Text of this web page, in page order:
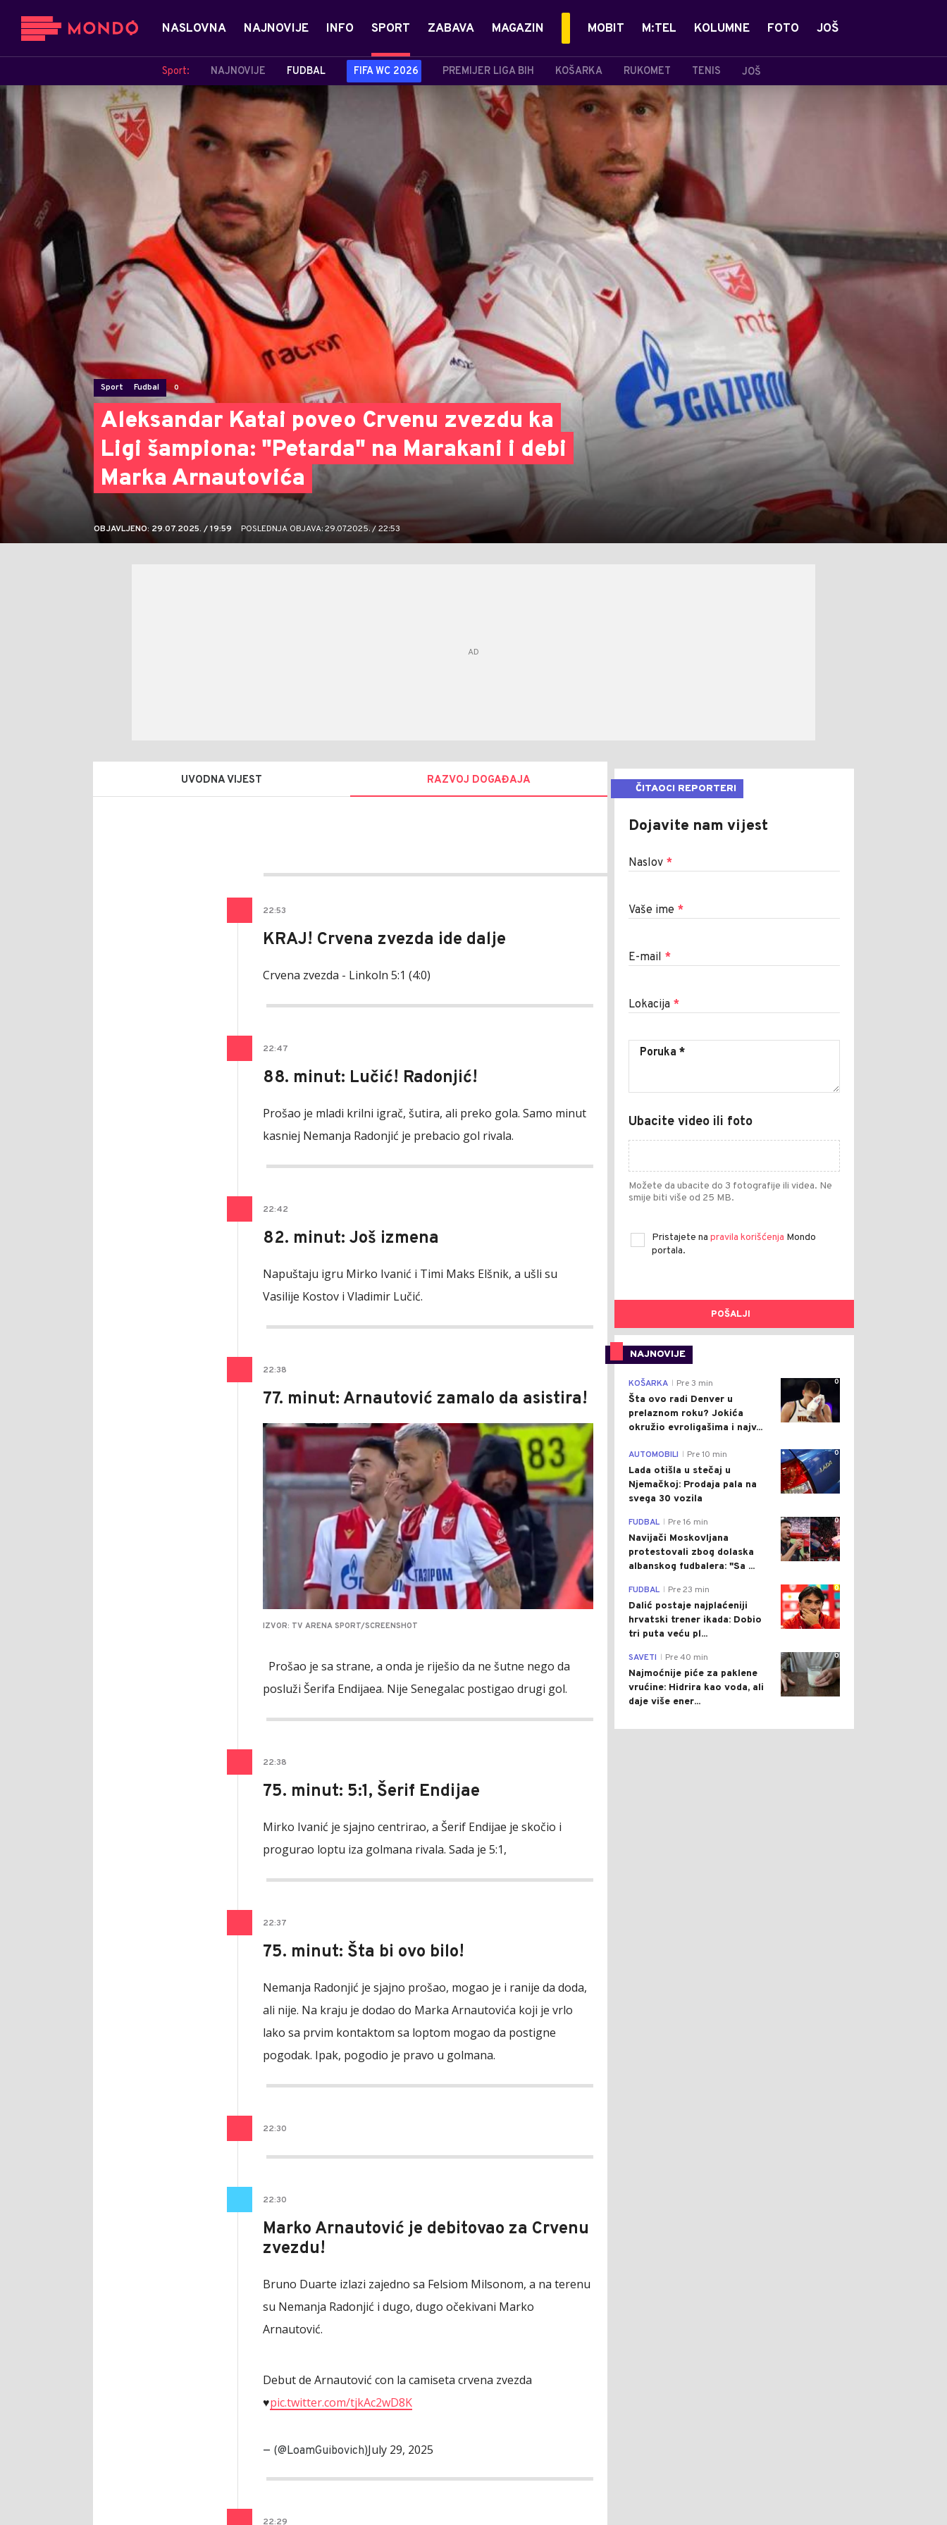
NASLOVNA NAJNOVIJE INFO SPORT
Sport: NAJNOVIJE FUDBAL FIFA WC 2026 PREMIJER LIGA BIH KOŠARKA RUKOMET TENIS JOŠ
ZABAVA MAGAZIN MOBIT M:TEL KOLUMNE FOTO JOŠ
Sport Fudbal 0
Aleksandar Katai poveo Crvenu zvezdu ka
Ligi šampiona: "Petarda" na Marakani i debi
Marka Arnautovića
OBJAVLJENO: 29.07.2025. / 19:59 POSLEDNJA OBJAVA: 29.07.2025. / 22:53
UVODNA VIJEST RAZVOJ DOGAĐAJA
22:53
KRAJ! Crvena zvezda ide dalje
Crvena zvezda - Linkoln 5:1 (4:0)
22:47
88. minut: Lučić! Radonjić!
Prošao je mladi krilni igrač, šutira, ali preko gola. Samo minut
kasniej Nemanja Radonjić je prebacio gol rivala.
22:42
82. minut: Još izmena
Napuštaju igru Mirko Ivanić i Timi Maks Elšnik, a ušli su
Vasilije Kostov i Vladimir Lučić.
22:38
77. minut: Arnautović zamalo da asistira!
IZVOR: TV ARENA SPORT/SCREENSHOT
Prošao je sa strane, a onda je riješio da ne šutne nego da
posluži Šerifa Endijaea. Nije Senegalac postigao drugi gol.
22:38
75. minut: 5:1, Šerif Endijae
Mirko Ivanić je sjajno centrirao, a Šerif Endijae je skočio i
progurao loptu iza golmana rivala. Sada je 5:1,
22:37
75. minut: Šta bi ovo bilo!
Nemanja Radonjić je sjajno prošao, mogao je i ranije da doda,
ali nije. Na kraju je dodao do Marka Arnautovića koji je vrlo
lako sa prvim kontaktom sa loptom mogao da postigne
pogodak. Ipak, pogodio je pravo u golmana.
22:30
22:30
Marko Arnautović je debitovao za Crvenu
zvezdu!
Bruno Duarte izlazi zajedno sa Felsiom Milsonom, a na terenu
su Nemanja Radonjić i dugo, dugo očekivani Marko
Arnautović.
Debut de Arnautović con la camiseta crvena zvezda
♥️pic.twitter.com/tjkAc2wD8K
— (@LoamGuibovich)July 29, 2025
22:29
ČITAOCI REPORTERI
Dojavite nam vijest
Naslov *
Vaše ime *
E-mail *
Lokacija *
Ubacite video ili foto
Možete da ubacite do 3 fotografije ili videa. Ne
smije biti više od 25 MB.
Pristajete na pravila korišćenja Mondo
portala.
POŠALJI
NAJNOVIJE
0
KOŠARKA Pre 3 min
Šta ovo radi Denver u
prelaznom roku? Jokića
okružio evroligašima i najv...
0
AUTOMOBILI Pre 10 min
Lada otišla u stečaj u
Njemačkoj: Prodaja pala na
svega 30 vozila
0
FUDBAL Pre 16 min
Navijači Moskovljana
protestovali zbog dolaska
albanskog fudbalera: "Sa ...
0
FUDBAL Pre 23 min
Dalić postaje najplaćeniji
hrvatski trener ikada: Dobio
tri puta veću pl...
0
SAVETI Pre 40 min
Najmoćnije piće za paklene
vrućine: Hidrira kao voda, ali
daje više ener...